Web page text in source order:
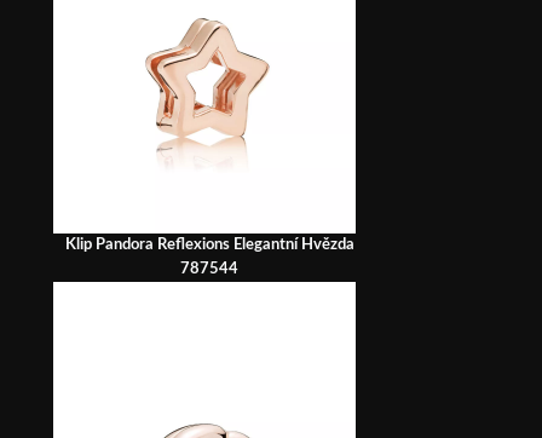
Klip Pandora Reflexions Elegantní Hvězda
787544